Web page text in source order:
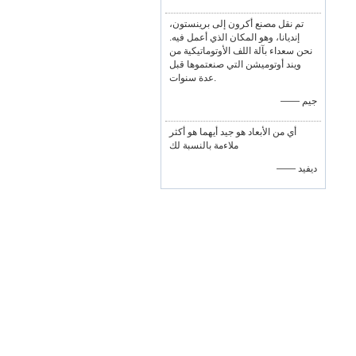
تم نقل مصنع أكرون إلى برينستون،
إنديانا، وهو المكان الذي أعمل فيه.
نحن سعداء بآلة اللف الأوتوماتيكية من
ويند أوتوميشن التي صنعتموها قبل
عدة سنوات.
—— جيم
أي من الأبعاد هو جيد أيهما هو أكثر
ملاءمة بالنسبة لك
—— ديفيد